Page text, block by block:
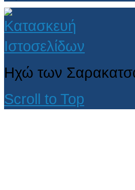
Ηχώ των
Scroll to Top